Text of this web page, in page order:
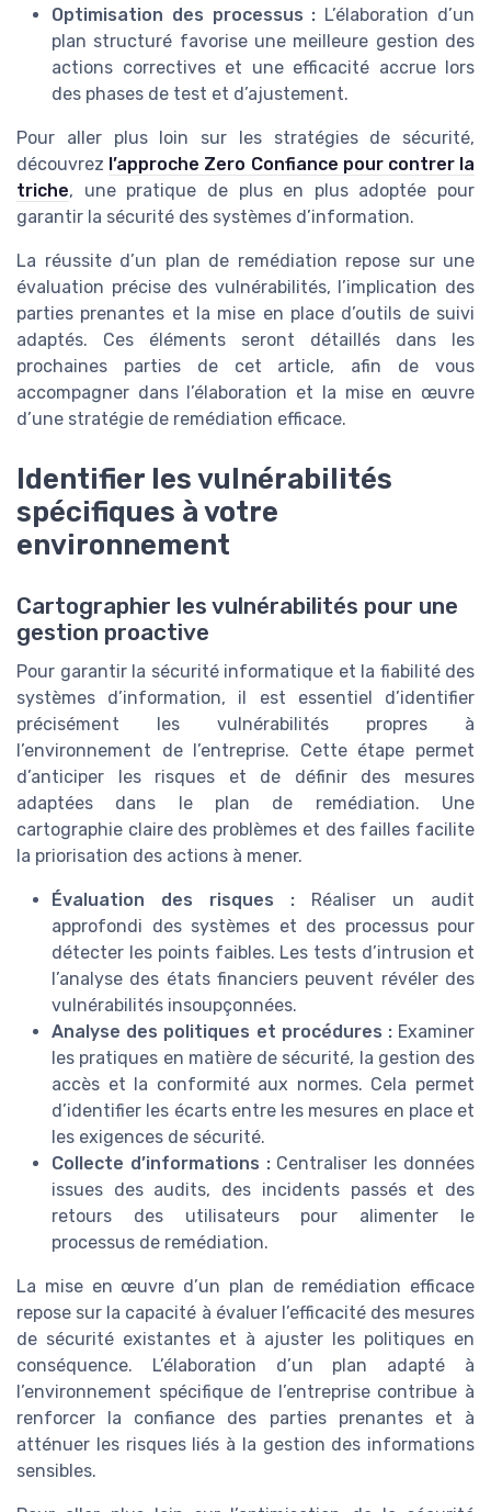
Optimisation des processus : L’élaboration d’un
plan structuré favorise une meilleure gestion des
actions correctives et une efficacité accrue lors
des phases de test et d’ajustement.
Pour aller plus loin sur les stratégies de sécurité,
découvrez l’approche Zero Confiance pour contrer la
triche, une pratique de plus en plus adoptée pour
garantir la sécurité des systèmes d’information.
La réussite d’un plan de remédiation repose sur une
évaluation précise des vulnérabilités, l’implication des
parties prenantes et la mise en place d’outils de suivi
adaptés. Ces éléments seront détaillés dans les
prochaines parties de cet article, afin de vous
accompagner dans l’élaboration et la mise en œuvre
d’une stratégie de remédiation efficace.
Identifier les vulnérabilités
spécifiques à votre
environnement
Cartographier les vulnérabilités pour une
gestion proactive
Pour garantir la sécurité informatique et la fiabilité des
systèmes d’information, il est essentiel d’identifier
précisément les vulnérabilités propres à
l’environnement de l’entreprise. Cette étape permet
d’anticiper les risques et de définir des mesures
adaptées dans le plan de remédiation. Une
cartographie claire des problèmes et des failles facilite
la priorisation des actions à mener.
Évaluation des risques : Réaliser un audit
approfondi des systèmes et des processus pour
détecter les points faibles. Les tests d’intrusion et
l’analyse des états financiers peuvent révéler des
vulnérabilités insoupçonnées.
Analyse des politiques et procédures :Examiner
les pratiques en matière de sécurité, la gestion des
accès et la conformité aux normes. Cela permet
d’identifier les écarts entre les mesures en place et
les exigences de sécurité.
Collecte d’informations :Centraliser les données
issues des audits, des incidents passés et des
retours des utilisateurs pour alimenter le
processus de remédiation.
La mise en œuvre d’un plan de remédiation efficace
repose sur la capacité à évaluer l’efficacité des mesures
de sécurité existantes et à ajuster les politiques en
conséquence. L’élaboration d’un plan adapté à
l’environnement spécifique de l’entreprise contribue à
renforcer la confiance des parties prenantes et à
atténuer les risques liés à la gestion des informations
sensibles.